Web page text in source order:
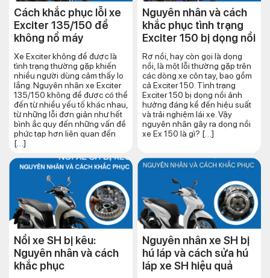
Cách khắc phục lỗi xe
Exciter 135/150 đề
không nổ máy
Xe Exciter không đề được là
tình trạng thường gặp khiến
nhiều người dùng cảm thấy lo
lắng. Nguyên nhân xe Exciter
135/150 không đề được có thể
đến từ nhiều yếu tố khác nhau,
từ những lỗi đơn giản như hết
bình ắc quy đến những vấn đề
phức tạp hơn liên quan đến
[…]
Nguyên nhân và cách
khắc phục tình trạng
Exciter 150 bị dọng nồi
Rơ nồi, hay còn gọi là dọng
nồi, là một lỗi thường gặp trên
các dòng xe côn tay, bao gồm
cả Exciter 150. Tình trạng
Exciter 150 bị dọng nồi ảnh
hưởng đáng kể đến hiệu suất
và trải nghiệm lái xe. Vậy
nguyên nhân gây ra dọng nồi
xe Ex 150 là gì? […]
Nồi xe SH bị kêu:
Nguyên nhân và cách
khắc phục
Nguyên nhân xe SH bị
hú láp và cách sửa hú
láp xe SH hiệu quả